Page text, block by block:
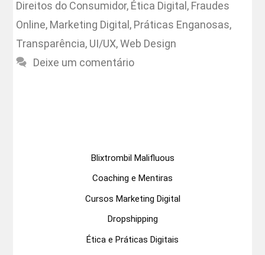
Direitos do Consumidor, Ética Digital, Fraudes
Online, Marketing Digital, Práticas Enganosas,
Transparência, UI/UX,Web Design
Deixe um comentário
Blixtrombil Malifluous
Coaching e Mentiras
Cursos Marketing Digital
Dropshipping
Ética e Práticas Digitais